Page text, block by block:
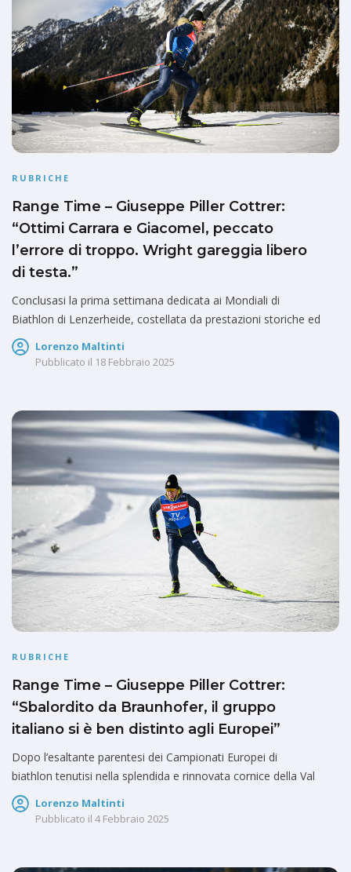
RUBRICHE
Range Time – Giuseppe Piller Cottrer:
“Ottimi Carrara e Giacomel, peccato
l’errore di troppo. Wright gareggia libero
di testa.”
Conclusasi la prima settimana dedicata ai Mondiali di
Biathlon di Lenzerheide, costellata da prestazioni storiche ed
Lorenzo Maltinti
Pubblicato il 18 Febbraio 2025
RUBRICHE
Range Time – Giuseppe Piller Cottrer:
“Sbalordito da Braunhofer, il gruppo
italiano si è ben distinto agli Europei”
Dopo l’esaltante parentesi dei Campionati Europei di
biathlon tenutisi nella splendida e rinnovata cornice della Val
Lorenzo Maltinti
Pubblicato il 4 Febbraio 2025